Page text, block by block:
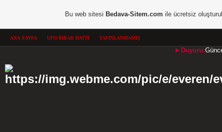
ANA SAYFA UFO İHBAR HATTI YAYINLANMAMIŞ
►Duyuru:
Bu web sitesi Bedava-Sitem.com ile ücretsiz